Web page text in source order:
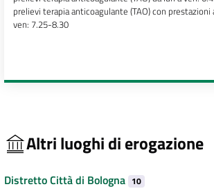
prelievi terapia anticoagulante (TAO) con
ven: 7.25-8.30
Altri luoghi di erogazione
Distretto Città di Bologna 10